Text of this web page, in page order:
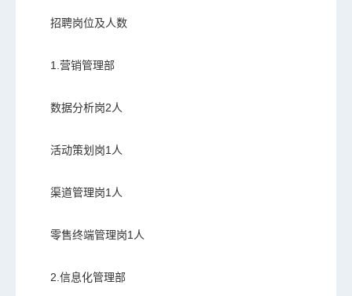
招聘岗位及人数
1.营销管理部
数据分析岗2人
活动策划岗1人
渠道管理岗1人
零售终端管理岗1人
2.信息化管理部